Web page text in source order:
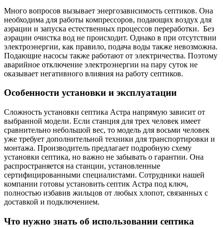
Много вопросов вызывает энергозависимость септиков. Она
необходима для работы компрессоров, подающих воздух для
аэрации и запуска естественных процессов переработки. Без
аэрации очистка вод не происходит. Однако в при отсутствии
электроэнергии, как правило, подача воды также невозможна.
Подающие насосы также работают от электричества. Поэтому
аварийное отключение электроэнергии на пару суток не
оказывает негативного влияния на работу септиков.
Особенности установки и эксплуатации
Сложность установки септика Астра напрямую зависит от
выбранной модели. Если станция для трех человек имеет
сравнительно небольшой вес, то модель для восьми человек
уже требует дополнительной техники для транспортировки и
монтажа. Производитель предлагает подробную схему
установки септика, но важно не забывать о гарантии. Она
распространяется на станции, установленные
сертифицированными специалистами. Сотрудники нашей
компании готовы установить септик Астра под ключ,
полностью избавив жильцов от любых хлопот, связанных с
доставкой и подключением.
Что нужно знать об использовании септика